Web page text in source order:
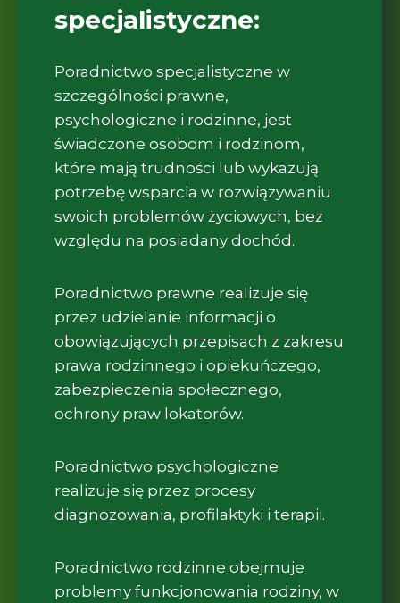
specjalistyczne:
Poradnictwo specjalistyczne w
szczególności prawne,
psychologiczne i rodzinne, jest
świadczone osobom i rodzinom,
które mają trudności lub wykazują
potrzebę wsparcia w rozwiązywaniu
swoich problemów życiowych, bez
względu na posiadany dochód.
Poradnictwo prawne realizuje się
przez udzielanie informacji o
obowiązujących przepisach z zakresu
prawa rodzinnego i opiekuńczego,
zabezpieczenia społecznego,
ochrony praw lokatorów.
Poradnictwo psychologiczne
realizuje się przez procesy
diagnozowania, profilaktyki i terapii.
Poradnictwo rodzinne obejmuje
problemy funkcjonowania rodziny, w